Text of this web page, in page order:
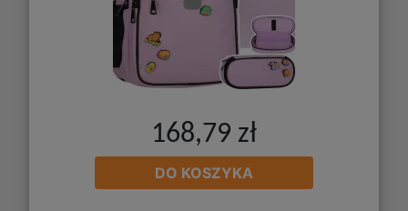
168,79 zł
DO KOSZYKA